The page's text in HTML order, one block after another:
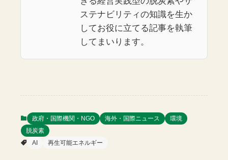
ステナビリティの知識を生か
してお役に立てる記事を執筆
してまいります。
政府・国際機関・NGO 海外・国際ニュース
環境
脱炭素
AI
再生可能エネルギー